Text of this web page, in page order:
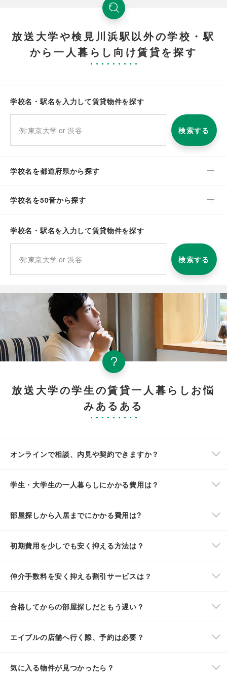
放送大学や検見川浜駅以外の学校・駅
から一人暮らし向け賃貸を探す
学校名・駅名を入力して賃貸物件を探す
検索する
学校名を都道府県から探す
学校名を50音から探す
学校名・駅名を入力して賃貸物件を探す
検索する
放送大学の学生の賃貸一人暮らしお悩
みあるある
オンラインで相談、内見や契約できますか？
学生・大学生の一人暮らしにかかる費用は？
部屋探しから入居までにかかる費用は?
初期費用を少しでも安く抑える方法は？
仲介手数料を安く抑える割引サービスは？
合格してからの部屋探しだともう遅い？
エイブルの店舗へ行く際、予約は必要？
気に入る物件が見つかったら？